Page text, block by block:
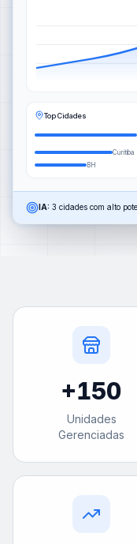
Top Cidades
Curitiba
BH
IA: 3 cidades com alto
+150
Unidades
Gerenciadas